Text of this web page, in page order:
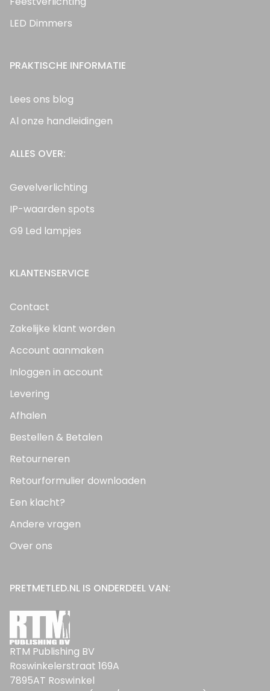
LED Dimmers
PRAKTISCHE INFORMATIE
Lees ons blog
Al onze handleidingen
ALLES OVER:
Gevelverlichting
IP-waarden spots
G9 Led lampjes
KLANTENSERVICE
Contact
Zakelijke klant worden
Account aanmaken
Inloggen in account
Levering
Afhalen
Bestellen & Betalen
Retourneren
Retourformulier downloaden
Een klacht?
Andere vragen
Over ons
PRETMETLED.NL IS ONDERDEEL VAN:
RTM Publishing BV
Roswinkelerstraat 169A
7895AT Roswinkel